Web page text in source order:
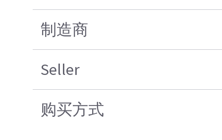
制造商
Seller
购买方式